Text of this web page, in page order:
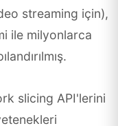
streaming için),
ile milyonlarca
slicing API'lerini